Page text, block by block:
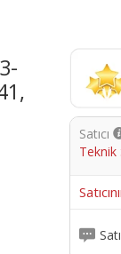
Satıcı
Teknik